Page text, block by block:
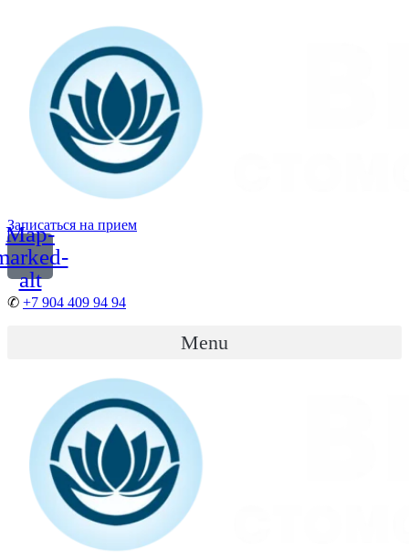
содержимому
Записаться на прием
Map-
alt
✆ +7 904 409 94 94
Menu